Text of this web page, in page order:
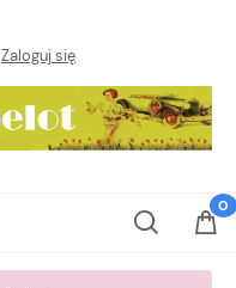
Zaloguj się